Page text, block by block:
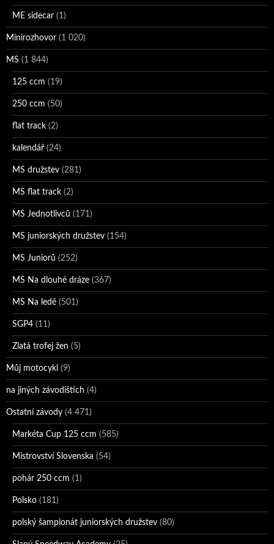
ME sidecar (1)
Minirozhovor (1 020)
MS (1 844)
125 ccm (19)
250 ccm (50)
flat track (2)
kalendář (24)
MS družstev (281)
MS flat track (2)
MS Jednotlivců (171)
MS juniorských družstev (154)
MS Juniorů (252)
MS Na dlouhé dráze (367)
MS Na ledě (501)
SGP4 (11)
Zlatá trofej žen (5)
Můj motocykl (9)
na jiných závodištích (4)
Ostatní závody (4 471)
Markéta Cup 125 ccm (585)
Mistrovství Slovenska (54)
pohár 250 ccm (1)
Polsko (181)
polský šampionát juniorských družstev (80)